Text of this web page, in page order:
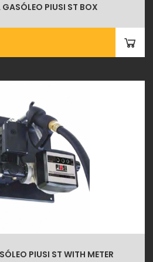
PIUSI ST BOX
PIUSI ST WITH METER